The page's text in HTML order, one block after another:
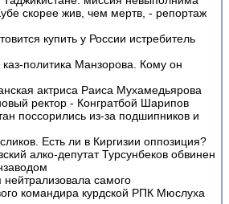
скорее жив, чем мертв, - репортаж
купить у России истребитель
политика Манзорова. Кому он
актриса Раиса Мухамедьярова
ректор - Конгратбой Шарипов
поссорились из-за подшипников и
Есть ли в Киргизии оппозиция?
алко-депутат Турсунбеков обвинен
самого
командира курдской РПК Мюслуха